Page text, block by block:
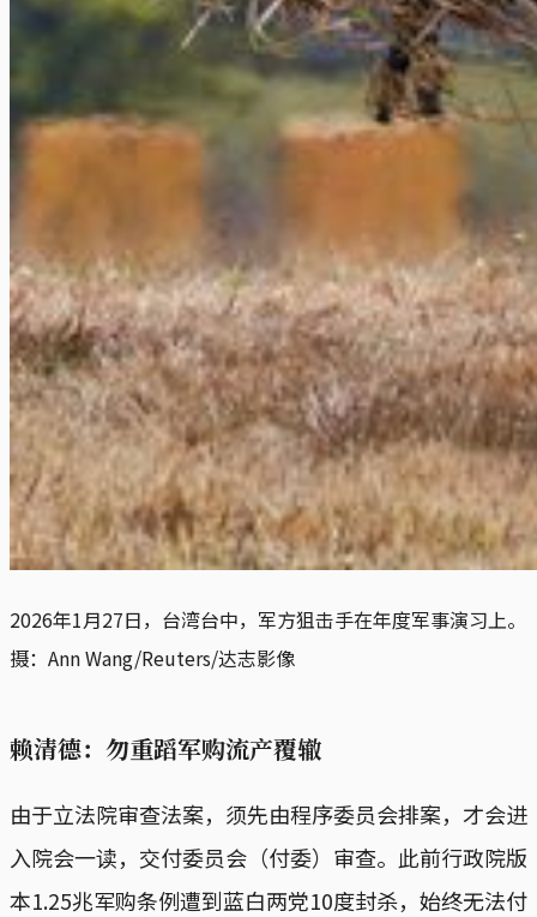
2026年1月27日，台湾台中，军方狙击手在年度军事演习上。
摄：Ann Wang/Reuters/达志影像
赖清德：勿重蹈军购流产覆辙
由于立法院审查法案，须先由程序委员会排案，才会进
入院会一读，交付委员会（付委）审查。此前行政院版
本1.25兆军购条例遭到蓝白两党10度封杀，始终无法付